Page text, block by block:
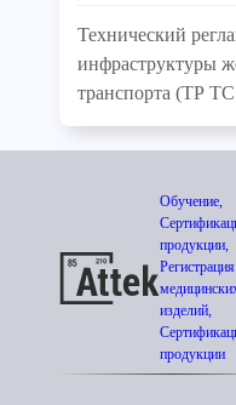
Технический
инфраструктуры
транспорта (ТР ТС
Обучение,
продукции,
Регистрация
изделий,
продукции